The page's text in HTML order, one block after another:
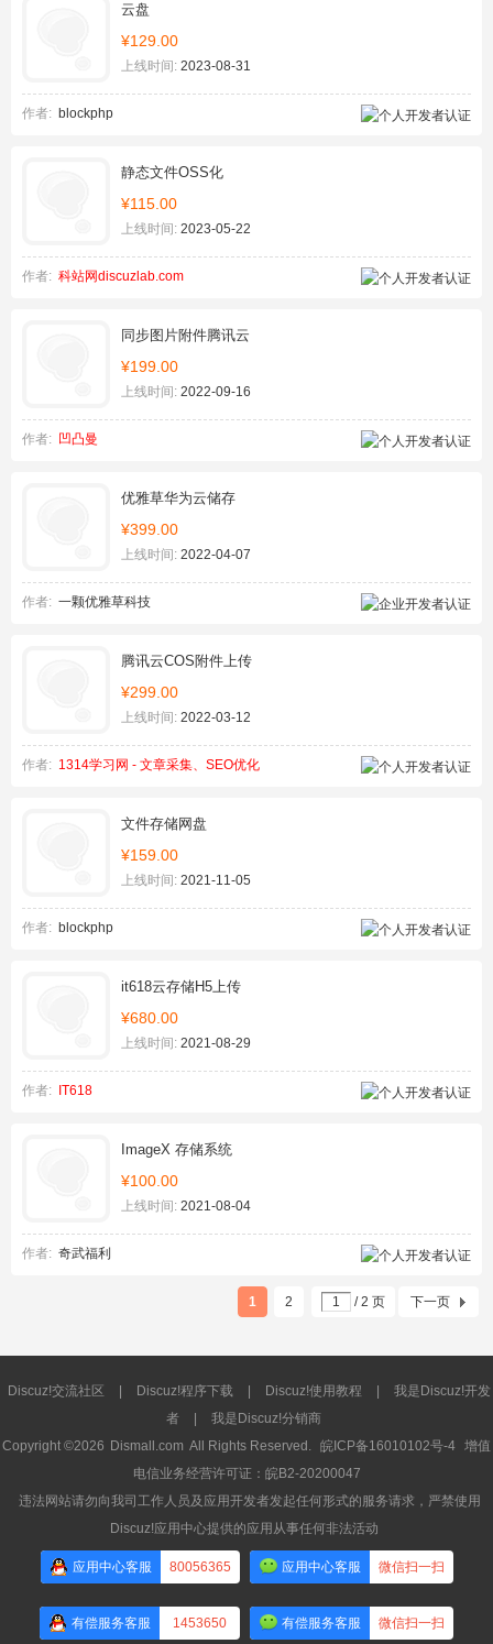
云盘
¥129.00
上线时间: 2023-08-31
作者: blockphp
静态文件OSS化
¥115.00
上线时间: 2023-05-22
作者: 科站网discuzlab.com
同步图片附件腾讯云
¥199.00
上线时间: 2022-09-16
作者: 凹凸曼
优雅草华为云储存
¥399.00
上线时间: 2022-04-07
作者: 一颗优雅草科技
腾讯云COS附件上传
¥299.00
上线时间: 2022-03-12
作者: 1314学习网 - 文章采集、SEO优化
文件存储网盘
¥159.00
上线时间: 2021-11-05
作者: blockphp
it618云存储H5上传
¥680.00
上线时间: 2021-08-29
作者: IT618
ImageX 存储系统
¥100.00
上线时间: 2021-08-04
作者: 奇武福利
1 2 / 2 页 下一页
Discuz!交流社区 Discuz!程序下载 Discuz!使用教程
我是Discuz!开发
者
我是Discuz!分销商
Copyright ©2026 Dismall.com All Rights Reserved. 皖ICP备16010102号-4 增值
电信业务经营许可证：皖B2-20200047
违法网站请勿向我司工作人员及应用开发者发起任何形式的服务请求，严禁使用
Discuz!应用中心提供的应用从事任何非法活动
应用中心客服 80056365 应用中心客服 微信扫一扫
有偿服务客服 1453650 有偿服务客服 微信扫一扫